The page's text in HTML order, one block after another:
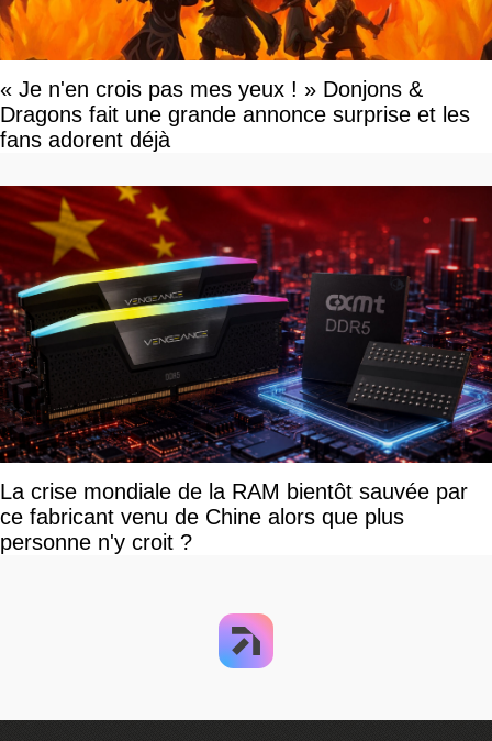
« Je n'en crois pas mes yeux ! » Donjons &
Dragons fait une grande annonce surprise et les
fans adorent déjà
La crise mondiale de la RAM bientôt sauvée par
ce fabricant venu de Chine alors que plus
personne n'y croit ?